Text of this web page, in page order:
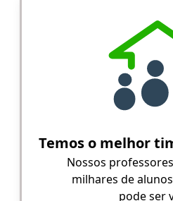
Temos o melhor
Nossos
milhares de
pode ser